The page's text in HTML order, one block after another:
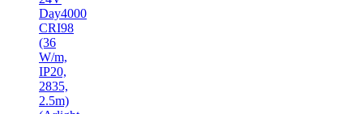
Day4000
CRI98
(36
W/m,
IP20,
2835,
2.5m)